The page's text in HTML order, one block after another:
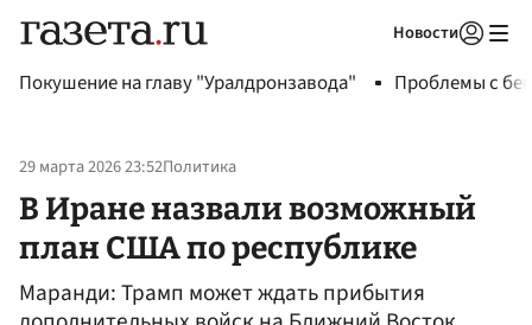
Новости
Покушение на главу "Уралдронзавода" Проблемы с
29 марта 2026 23:52Политика
В Иране назвали возможный
план США по республике
Маранди: Трамп может ждать прибытия